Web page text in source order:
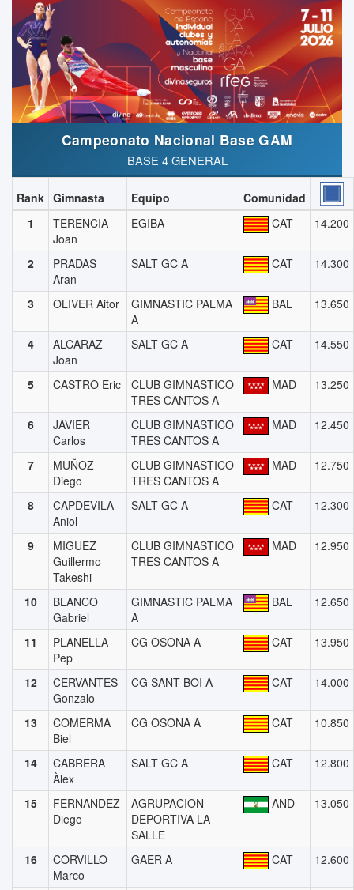
Campeonato Nacional Base GAM
BASE 4 GENERAL
Rank Gimnasta Equipo
Comunidad
1
TERENCIA
Joan
EGIBA CAT 14.200
2
PRADAS
Aran
SALT GC A CAT 14.300
3 OLIVER Aitor
GIMNASTIC PALMA
A
BAL 13.650
4
ALCARAZ
Joan
SALT GC A CAT 14.550
5 CASTRO Eric
CLUB GIMNASTICO
TRES CANTOS A
MAD 13.250
6
JAVIER
Carlos
CLUB GIMNASTICO
TRES CANTOS A
MAD 12.450
7
MUÑOZ
Diego
CLUB GIMNASTICO
TRES CANTOS A
MAD 12.750
8
CAPDEVILA
Aniol
SALT GC A CAT 12.300
9
MIGUEZ
Guillermo
Takeshi
CLUB GIMNASTICO
TRES CANTOS A
MAD 12.950
10
BLANCO
Gabriel
GIMNASTIC PALMA
A
BAL 12.650
11
PLANELLA
Pep
CG OSONA A CAT 13.950
12
CERVANTES
Gonzalo
CG SANT BOI A CAT 14.000
13
COMERMA
Biel
CG OSONA A CAT 10.850
14
CABRERA
Àlex
SALT GC A CAT 12.800
15
FERNANDEZ
Diego
AGRUPACION
DEPORTIVA LA
SALLE
AND 13.050
16
CORVILLO
Marco
GAER A CAT 12.600